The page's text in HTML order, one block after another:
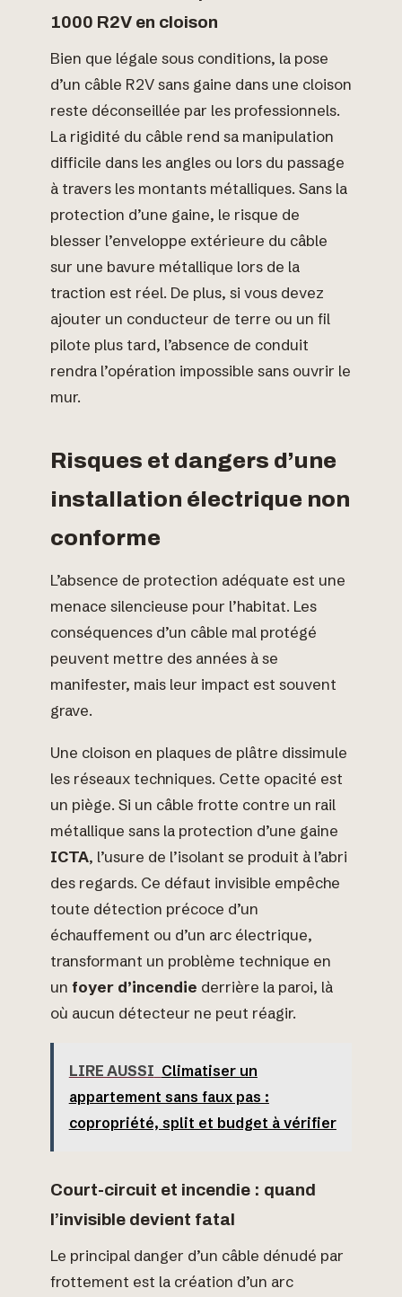
1000 R2V en cloison
Bien que légale sous conditions, la pose
d’un câble R2V sans gaine dans une cloison
reste déconseillée par les professionnels.
La rigidité du câble rend sa manipulation
difficile dans les angles ou lors du passage
à travers les montants métalliques. Sans la
protection d’une gaine, le risque de
blesser l’enveloppe extérieure du câble
sur une bavure métallique lors de la
traction est réel. De plus, si vous devez
ajouter un conducteur de terre ou un fil
pilote plus tard, l’absence de conduit
rendra l’opération impossible sans ouvrir le
mur.
Risques et dangers d’une
installation électrique non
conforme
L’absence de protection adéquate est une
menace silencieuse pour l’habitat. Les
conséquences d’un câble mal protégé
peuvent mettre des années à se
manifester, mais leur impact est souvent
grave.
Une cloison en plaques de plâtre dissimule
les réseaux techniques. Cette opacité est
un piège. Si un câble frotte contre un rail
métallique sans la protection d’une gaine
ICTA, l’usure de l’isolant se produit à l’abri
des regards. Ce défaut invisible empêche
toute détection précoce d’un
échauffement ou d’un arc électrique,
transformant un problème technique en
un foyer d’incendie derrière la paroi, là
où aucun détecteur ne peut réagir.
LIRE AUSSI Climatiser un
appartement sans faux pas :
copropriété, split et budget à vérifier
Court-circuit et incendie : quand
l’invisible devient fatal
Le principal danger d’un câble dénudé par
frottement est la création d’un arc